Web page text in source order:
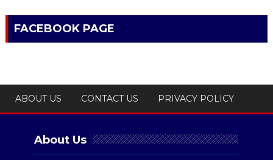
FACEBOOK PAGE
ABOUT US CONTACT US PRIVACY POLICY
About Us